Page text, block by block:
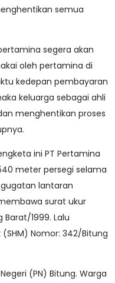
semua
segera akan
oleh pertamina di
kedepan pembayaran
keluarga sebagai ahli
menghentikan proses
ini PT Pertamina
meter persegi selama
lantaran
surat ukur
Barat/1999. Lalu
Nomor: 342/Bitung
(PN) Bitung. Warga